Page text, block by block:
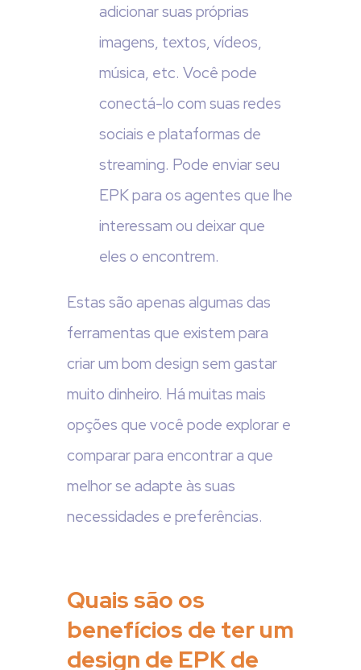
adicionar suas próprias
imagens, textos, vídeos,
música, etc. Você pode
conectá-lo com suas redes
sociais e plataformas de
streaming. Pode enviar seu
EPK para os agentes que lhe
interessam ou deixar que
eles o encontrem.
Estas são apenas algumas das
ferramentas que existem para
criar um bom design sem gastar
muito dinheiro. Há muitas mais
opções que você pode explorar e
comparar para encontrar a que
melhor se adapte às suas
necessidades e preferências.
Quais são os
benefícios de ter um
design de EPK de